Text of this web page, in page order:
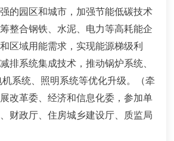
的园区和城市，加强节能低碳技术
整合钢铁、水泥、电力等高耗能企
区域用能需求，实现能源梯级利
排系统集成技术，推动锅炉系统、
系统、照明系统等优化升级。
（牵
改革委、经济和信息化委，参加单
财政厅、住房城乡建设厅、质监局